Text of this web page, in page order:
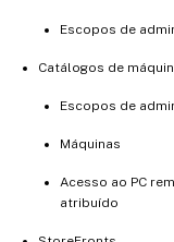
Escopos de
Catálogos de
Escopos de
Máquinas
Acesso ao PC
atribuído